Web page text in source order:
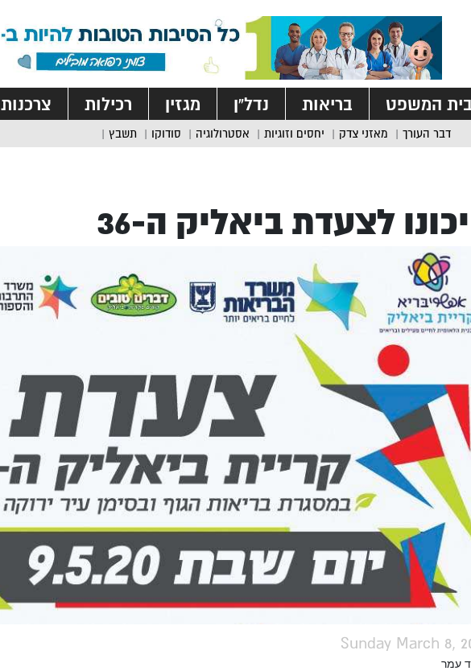
בית המשפט בריאות נדל”ן מגזין רכילות צרכנות
דבר העורך מאזני צדק יחסים וזוגיות אסטרולוגיה סודוקו תשבץ
לצעדת ביאליק ה-36
Sunday March 8,
עמר